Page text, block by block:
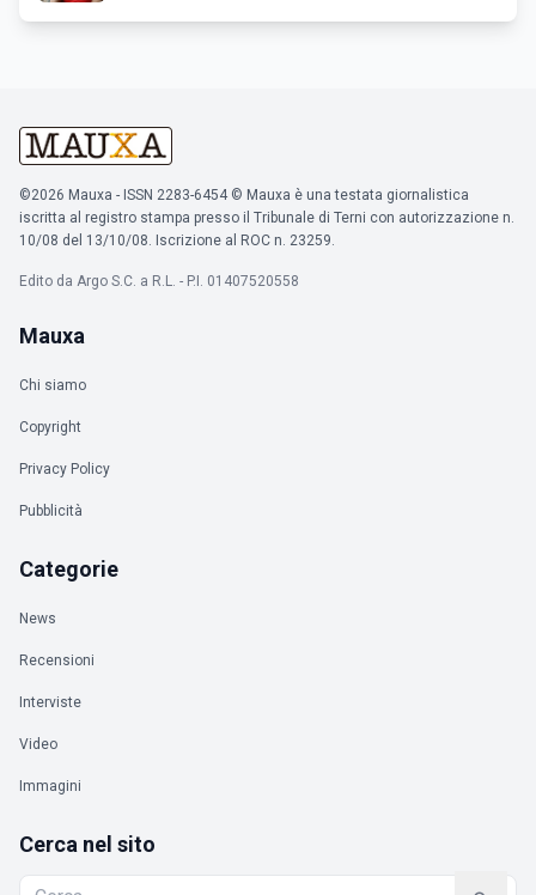
©2026 Mauxa - ISSN 2283-6454 © Mauxa è una testata giornalistica
iscritta al registro stampa presso il Tribunale di Terni con autorizzazione n.
10/08 del 13/10/08. Iscrizione al ROC n. 23259.
Edito da Argo S.C. a R.L. - P.I. 01407520558
Mauxa
Chi siamo
Copyright
Privacy Policy
Pubblicità
Categorie
News
Recensioni
Interviste
Video
Immagini
Cerca nel sito